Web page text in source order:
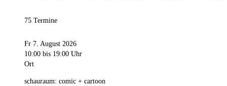
75 Termine
Fr 7. August 2026
10:00 bis 19:00 Uhr
Ort
schauraum: comic + cartoon